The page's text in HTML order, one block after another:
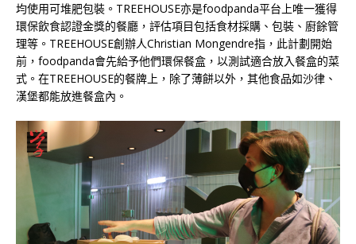
均使用可堆肥包裝。TREEHOUSE亦是foodpanda平台上唯一獲得
環保飲食認證金獎的餐廳，評估項目包括食材採購、包裝、廚餘管
理等。TREEHOUSE創辦人Christian Mongendre指，此計劃開始
前，foodpanda會先給予他們環保餐盒，以測試適合放入餐盒的菜
式。在TREEHOUSE的餐牌上，除了薄餅以外，其他食品如沙律、
漢堡都能放進餐盒內。